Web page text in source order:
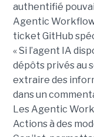
authentifié
Agentic
ticket GitHub
« Si l’agent IA
dépôts privés au
extraire des
dans un
Les Agentic
Actions à des